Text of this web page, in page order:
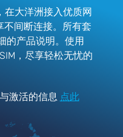
在大洋洲接入优质网
不间断连接。所有套
的产品说明。使用
，尽享轻松无忧的
激活的信息 点此